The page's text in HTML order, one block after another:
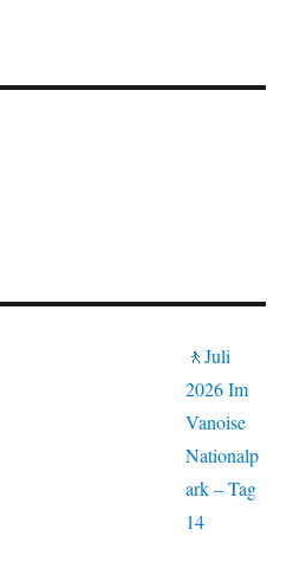
🚶Juli
2026 Im
Vanoise
Nationalp
ark – Tag
14